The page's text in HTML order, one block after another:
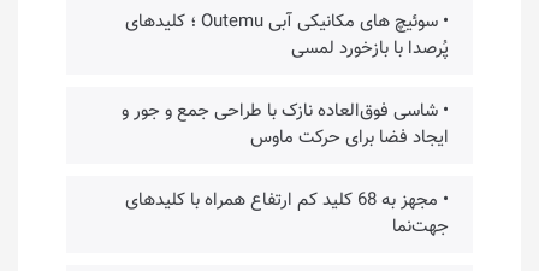
• سوئیچ های مکانیکی آبی Outemu ؛ کلیدهای
پُرصدا با بازخورد لمسی
• شاسی فوق‌العاده نازک با طراحی جمع و جور و
ایجاد فضا برای حرکت ماوس
• مجهز به 68 کلید کم ارتفاع همراه با کلیدهای
جهت‌نما